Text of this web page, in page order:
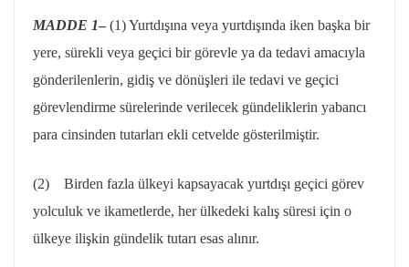
MADDE 1– (1) Yurtdışına veya yurtdışında iken başka bir
yere, sürekli veya geçici bir görevle ya da tedavi amacıyla
gönderilenlerin, gidiş ve dönüşleri ile tedavi ve geçici
görevlendirme sürelerinde verilecek gündeliklerin yabancı
para cinsinden tutarları ekli cetvelde gösterilmiştir.
(2) Birden fazla ülkeyi kapsayacak yurtdışı geçici görev
yolculuk ve ikametlerde, her ülkedeki kalış süresi için o
ülkeye ilişkin gündelik tutarı esas alınır.